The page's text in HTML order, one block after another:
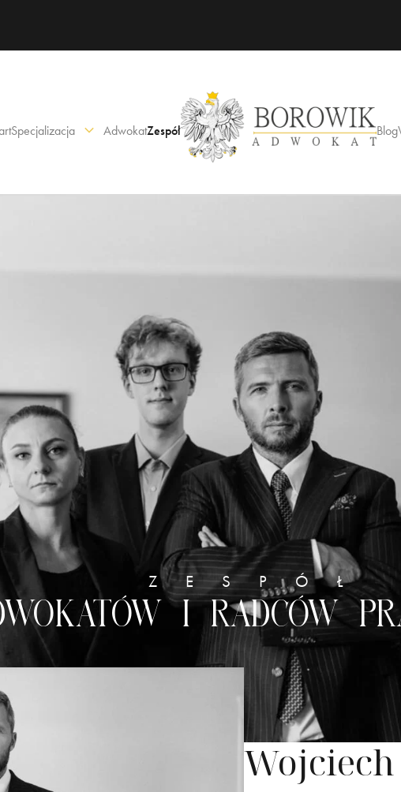
Specjalizacja
Rozwody
Ubezwłasnowolnienie
Odzyskanie nieruchomości
Upadłość konsumencka
Służebność
AdwokatZespół Blog
ZESPÓŁ
i radców
ADWOKAT